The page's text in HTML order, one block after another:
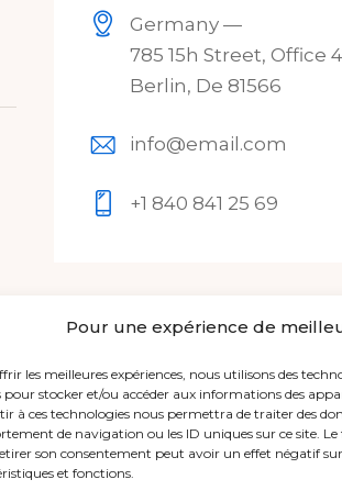
Pour une expérience de
les meilleures expériences, nous utilisons des
pour stocker et/ou accéder aux informations des
à ces technologies nous permettra de traiter des
de navigation ou les ID uniques sur ce site.
son consentement peut avoir un effet négatif
et fonctions.
Germany —
785 15h Street, Office
Berlin, De 81566
info@email.com
+1 840 841 25 69